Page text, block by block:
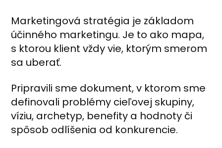
Marketingová stratégia je základom
účinného marketingu. Je to ako mapa,
s ktorou klient vždy vie, ktorým smerom
sa uberať.
Pripravili sme dokument, v ktorom sme
definovali problémy cieľovej skupiny,
víziu, archetyp, benefity a hodnoty či
spôsob odlíšenia od konkurencie.